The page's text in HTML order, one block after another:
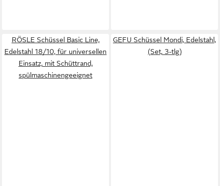
RÖSLE Schüssel Basic Line,
Edelstahl 18/10, für universellen
Einsatz, mit Schüttrand,
spülmaschinengeeignet
GEFU Schüssel Mondi, Edelstahl,
(Set, 3-tlg)